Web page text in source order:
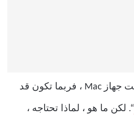
إذا كنت قد استخدمت جهاز Mac ، فربما تكون قد
“. لكن ما هو ، لماذا تحتاجه ،